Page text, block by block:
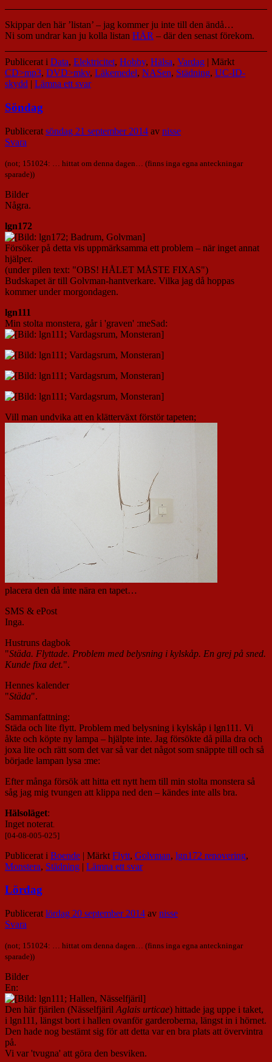
Skippar den här ’listan’ – jag kommer ju inte till den ändå…
Ni som undrar kan ju kolla listan HÄR – där den senast förekom.
Publicerat i Data, Elektricitet, Hobby, Hälsa, Vardag | Märkt
CD>mp3, DVD>mkv, Läkemedel, NASen, Städning, UC-ID-
skydd | Lämna ett svar
Söndag
Publicerat söndag 21 september 2014 av nisse
Svara
(not; 151024: … hittat om denna dagen… (finns inga egna anteckningar
sparade))
Bilder
Några.
lgn172
Försöker på detta vis uppmärksamma ett problem – när inget annat
hjälper.
(under pilen text: "OBS! HÅLET MÅSTE FIXAS")
Budskapet är till Golvman-hantverkare. Vilka jag då hoppas
kommer under morgondagen.
lgn111
Min stolta monstera, går i 'graven' :meSad:
Vill man undvika att en klätterväxt förstör tapeten;
placera den då inte nära en tapet…
SMS & ePost
Inga.
Hustruns dagbok
"Städa. Flyttade. Problem med belysning i kylskåp. En grej på sned.
Kunde fixa det.".
Hennes kalender
"Städa".
Sammanfattning:
Städa och lite flytt. Problem med belysning i kylskåp i lgn111. Vi
åkte och köpte ny lampa – hjälpte inte. Jag försökte då pilla dra och
joxa lite och rätt som det var så var det något som snäppte till och så
började lampan lysa :me:
Efter många försök att hitta ett nytt hem till min stolta monstera så
såg jag mig tvungen att klippa ned den – kändes inte alls bra.
Hälsoläget:
Inget noterat
[04-08-005-025]
Publicerat i Boende | Märkt Flytt, Golvman, lgn172 renovering,
Monstera, Städning | Lämna ett svar
Lördag
Publicerat lördag 20 september 2014 av nisse
Svara
(not; 151024: … hittat om denna dagen… (finns inga egna anteckningar
sparade))
Bilder
En:
Den här fjärilen (Nässelfjäril Aglais urticae) hittade jag uppe i taket,
i lgn111, längst bort i hallen ovanför garderoberna, längst in i hörnet.
Den hade nog bestämt sig för att detta var en bra plats att övervintra
på.
Vi var 'tvugna' att göra den besviken.